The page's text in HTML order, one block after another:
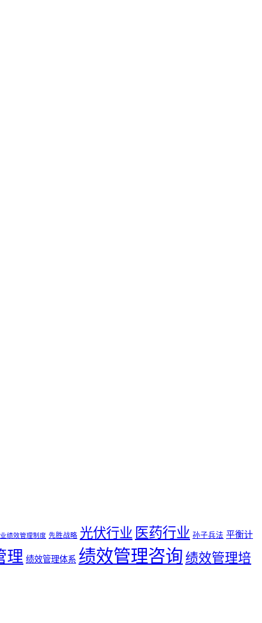
绩效管理制度 先胜战略 光伏行业 医药行业 孙子兵法 平衡计
理 绩效管理体系 绩效管理咨询 绩效管理培